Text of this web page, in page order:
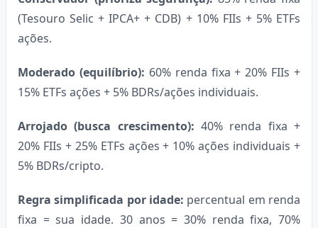
(Tesouro Selic + IPCA+ + CDB) + 10% FIIs + 5% ETFs
ações.
Moderado (equilíbrio): 60% renda fixa + 20% FIIs +
15% ETFs ações + 5% BDRs/ações individuais.
Arrojado (busca crescimento): 40% renda fixa +
20% FIIs + 25% ETFs ações + 10% ações individuais +
5% BDRs/cripto.
Regra simplificada por idade: percentual em renda
fixa = sua idade. 30 anos = 30% renda fixa, 70%